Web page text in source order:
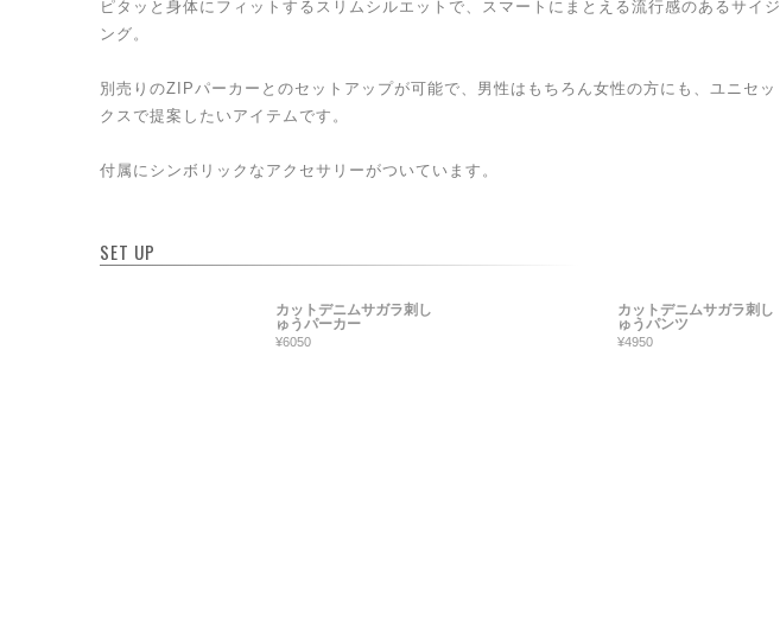
ピタッと身体にフィットするスリムシルエットで、スマートにまとえる流行感のあるサイジ
ング。
別売りのZIPパーカーとのセットアップが可能で、男性はもちろん女性の方にも、ユニセッ
クスで提案したいアイテムです。
付属にシンボリックなアクセサリーがついています。
SET UP
カットデニムサガラ刺し
ゅうパーカー
¥6050
カットデニムサガラ刺し
ゅうパンツ
¥4950